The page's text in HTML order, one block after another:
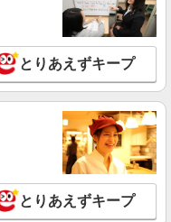
り、仕分け
交通費全額支給 ※夜勤は時
む） ◆月収例
ト10時〜19時 週5日勤務の
日勤務
区 ★上記以外にも多数派遣
詳細を見る
とりあえずキープ
とりあえずキープ